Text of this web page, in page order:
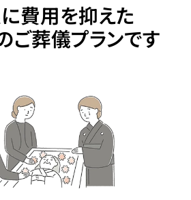
費用を抑えた
ご葬儀プランです